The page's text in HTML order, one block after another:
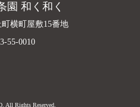
園 和く和く
横町屋敷15番地
55-0010
All Rights Reserved.